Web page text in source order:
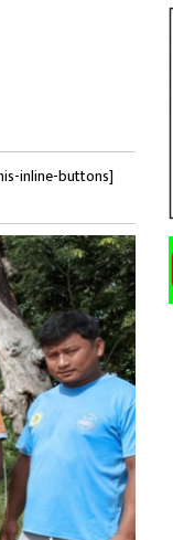
inline-buttons]